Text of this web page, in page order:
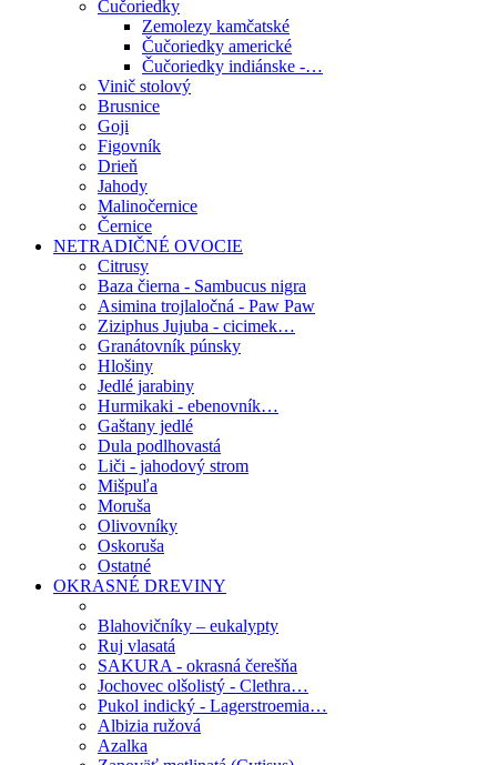
Čučoriedky
Zemolezy kamčatské
Čučoriedky americké
Čučoriedky indiánske -…
Vinič stolový
Brusnice
Goji
Figovník
Drieň
Jahody
Malinočernice
Černice
NETRADIČNÉ OVOCIE
Citrusy
Baza čierna - Sambucus nigra
Asimina trojlaločná - Paw Paw
Ziziphus Jujuba - cicimek…
Granátovník púnsky
Hlošiny
Jedlé jarabiny
Hurmikaki - ebenovník…
Gaštany jedlé
Dula podlhovastá
Liči - jahodový strom
Mišpuľa
Moruša
Olivovníky
Oskoruša
Ostatné
OKRASNÉ DREVINY
Blahovičníky – eukalypty
Ruj vlasatá
SAKURA - okrasná čerešňa
Jochovec olšolistý - Clethra…
Pukol indický - Lagerstroemia…
Albizia ružová
Azalka